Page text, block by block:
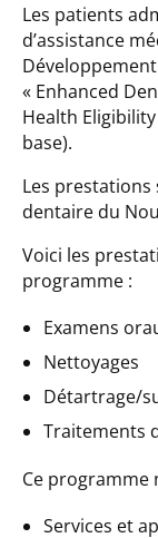
Les patients
d’assistance
« Enhanced
Health
base).
Les prestations
dentaire du
Voici les
programme :
Examens
Nettoyages
Détartrage/
Traitements
Ce programme
Services et